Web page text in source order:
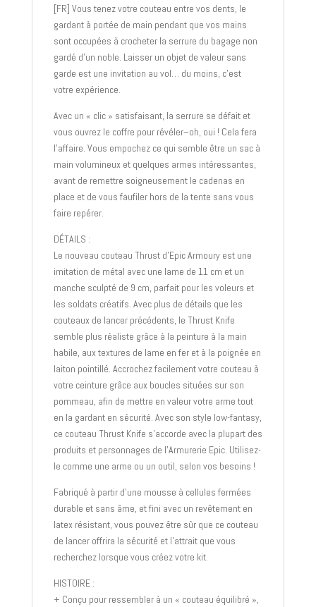
[FR] Vous tenez votre couteau entre vos dents, le
gardant à portée de main pendant que vos mains
sont occupées à crocheter la serrure du bagage non
gardé d’un noble. Laisser un objet de valeur sans
garde est une invitation au vol… du moins, c’est
votre expérience.
Avec un « clic » satisfaisant, la serrure se défait et
vous ouvrez le coffre pour révéler–oh, oui ! Cela fera
l’affaire. Vous empochez ce qui semble être un sac à
main volumineux et quelques armes intéressantes,
avant de remettre soigneusement le cadenas en
place et de vous faufiler hors de la tente sans vous
faire repérer.
DÉTAILS :
Le nouveau couteau Thrust d’Epic Armoury est une
imitation de métal avec une lame de 11 cm et un
manche sculpté de 9 cm, parfait pour les voleurs et
les soldats créatifs. Avec plus de détails que les
couteaux de lancer précédents, le Thrust Knife
semble plus réaliste grâce à la peinture à la main
habile, aux textures de lame en fer et à la poignée en
laiton pointillé. Accrochez facilement votre couteau à
votre ceinture grâce aux boucles situées sur son
pommeau, afin de mettre en valeur votre arme tout
en la gardant en sécurité. Avec son style low-fantasy,
ce couteau Thrust Knife s’accorde avec la plupart des
produits et personnages de l’Armurerie Epic. Utilisez-
le comme une arme ou un outil, selon vos besoins !
Fabriqué à partir d’une mousse à cellules fermées
durable et sans âme, et fini avec un revêtement en
latex résistant, vous pouvez être sûr que ce couteau
de lancer offrira la sécurité et l’attrait que vous
recherchez lorsque vous créez votre kit.
HISTOIRE :
+ Conçu pour ressembler à un « couteau équilibré »,